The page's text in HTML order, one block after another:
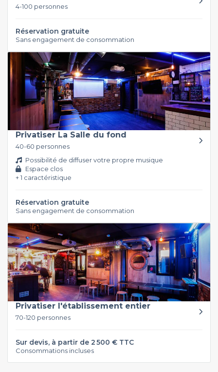
4-100 personnes
Réservation gratuite
Sans engagement de consommation
Privatiser La Salle du fond
40-60 personnes
Possibilité de diffuser votre propre musique
Espace clos
+ 1 caractéristique
Réservation gratuite
Sans engagement de consommation
Privatiser l'établissement entier
70-120 personnes
Sur devis, à partir de 2 500 € TTC
Consommations incluses